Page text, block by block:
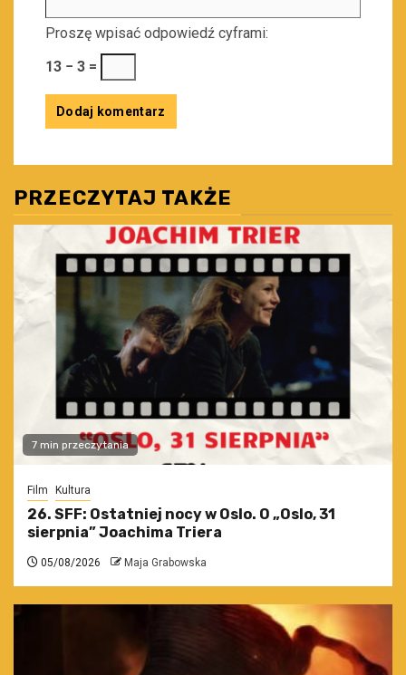
Proszę wpisać odpowiedź cyframi:
13 − 3 =
PRZECZYTAJ TAKŻE
7 min przeczytania
Film Kultura
26. SFF: Ostatniej nocy w Oslo. O „Oslo, 31
sierpnia” Joachima Triera
05/08/2026 Maja Grabowska